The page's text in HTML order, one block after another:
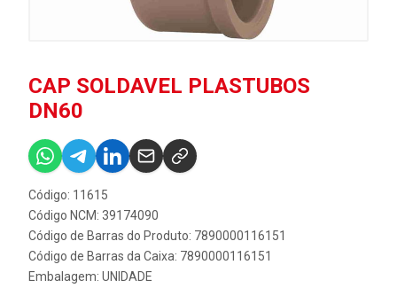
CAP SOLDAVEL PLASTUBOS
DN60
Código: 11615
Código NCM: 39174090
Código de Barras do Produto: 7890000116151
Código de Barras da Caixa: 7890000116151
Embalagem: UNIDADE